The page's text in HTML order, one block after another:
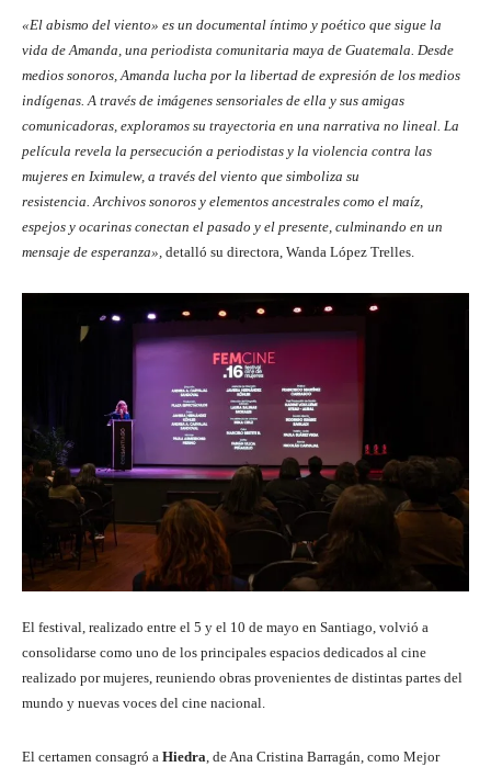
«El abismo del viento» es un documental íntimo y poético que sigue la
vida de Amanda, una periodista comunitaria maya de Guatemala. Desde
medios sonoros, Amanda lucha por la libertad de expresión de los medios
indígenas. A través de imágenes sensoriales de ella y sus amigas
comunicadoras, exploramos su trayectoria en una narrativa no lineal. La
película revela la persecución a periodistas y la violencia contra las
mujeres en Iximulew, a través del viento que simboliza su
resistencia. Archivos sonoros y elementos ancestrales como el maíz,
espejos y ocarinas conectan el pasado y el presente, culminando en un
mensaje de esperanza», detalló su directora, Wanda López Trelles.
El festival, realizado entre el 5 y el 10 de mayo en Santiago, volvió a
consolidarse como uno de los principales espacios dedicados al cine
realizado por mujeres, reuniendo obras provenientes de distintas partes del
mundo y nuevas voces del cine nacional.
El certamen consagró a Hiedra, de Ana Cristina Barragán, como Mejor